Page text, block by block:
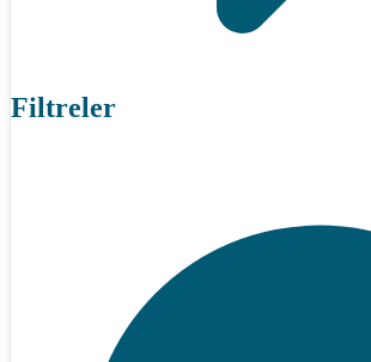
Filtreler